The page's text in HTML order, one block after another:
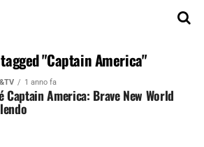
"Captain America"
1 anno fa
Captain America: Brave New World